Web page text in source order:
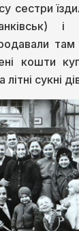
сестри
і
там
кошти
сукні